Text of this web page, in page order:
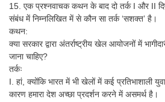
15. एक प्रश्नवाचक कथन के बाद दो तर्क I और II
संबंध में निम्नलिखित में से कौन सा तर्क ‘सशक्त’ है।
कथन:
क्या सरकार द्वारा अंतर्राष्ट्रीय खेल आयोजनों में
जाना चाहिए?
तर्कः
I. हां, क्योंकि भारत में भी खेलों में कई प्रतिभाशाली
कारण हमारा देश अच्छा प्रदर्शन करने में असमर्थ है।